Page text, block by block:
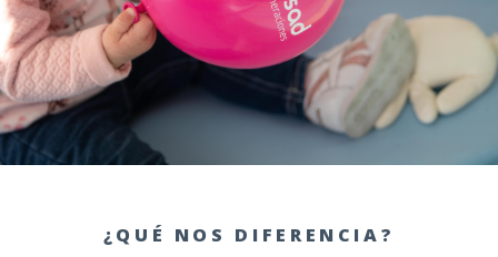
¿QUÉ NOS DIFERENCIA?